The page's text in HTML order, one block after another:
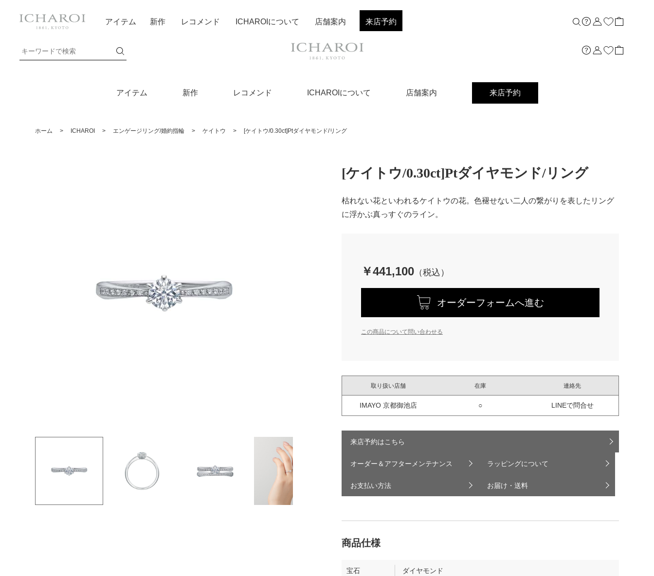
アイテム 新作 レコメンド ICHAROIについて 店舗案内 来店予約
アイテム 新作 レコメンド ICHAROIについて 店舗案内 来店予約
ホーム > ICHAROI > エンゲージリング/婚約指輪 > ケイトウ > [ケイトウ/0.30ct]Ptダイヤモンド/リング
[ケイトウ/0.30ct]Ptダイヤモンド/リング
枯れない花といわれるケイトウの花。色褪せない二人の繋がりを表したリング
に浮かぶ真っすぐのライン。
￥441,100
オーダーフォームへ進む
この商品について問い合わせる
取り扱い店舗 在庫 連絡先
IMAYO 京都御池店 ○ LINEで問合せ
来店予約はこちら
オーダー＆アフターメンテナンス ラッピングについて
お支払い方法 お届け・送料
宝石 ダイヤモンド